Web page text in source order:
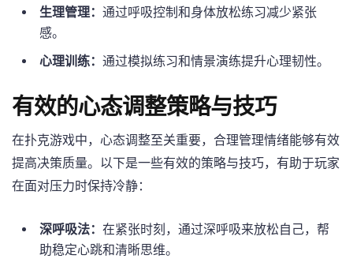
生理管理： 通过呼吸控制和身体放松练习减少紧张
感。
心理训练： 通过模拟练习和情景演练提升心理韧性。
有效的心态调整策略与技巧
在扑克游戏中，心态调整至关重要，合理管理情绪能够有效
提高决策质量。以下是一些有效的策略与技巧，有助于玩家
在面对压力时保持冷静：
深呼吸法： 在紧张时刻，通过深呼吸来放松自己，帮
助稳定心跳和清晰思维。